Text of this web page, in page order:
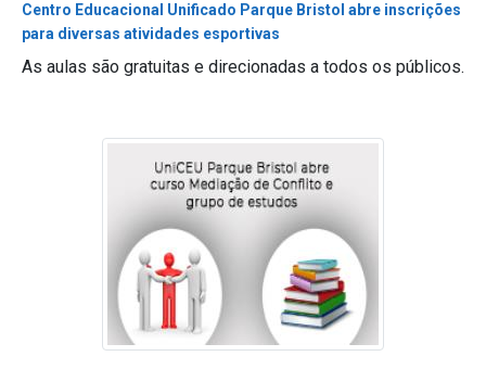
Centro Educacional Unificado Parque Bristol abre inscrições
para diversas atividades esportivas
As aulas são gratuitas e direcionadas a todos os públicos.